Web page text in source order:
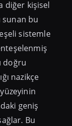
diğer kişisel
sunan bu
sistemle
doğru
nazikçe
geniş
Bu